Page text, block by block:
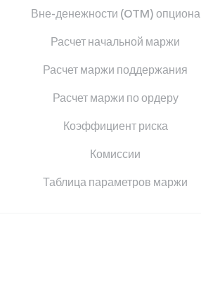
Вне-денежности (OTM) опциона
Расчет начальной маржи
Расчет маржи поддержания
Расчет маржи по ордеру
Коэффициент риска
Комиссии
Таблица параметров маржи